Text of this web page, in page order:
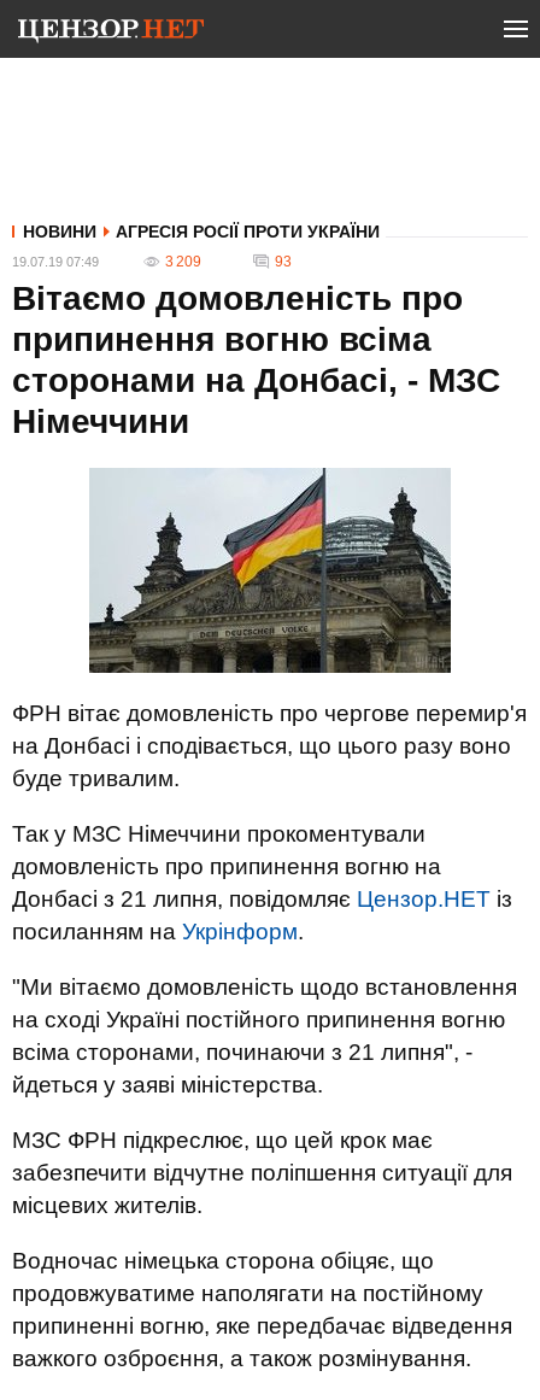
НОВИНИ АГРЕСІЯ РОСІЇ ПРОТИ УКРАЇНИ
19.07.19 07:49 3 209 93
Вітаємо домовленість про
припинення вогню всіма
сторонами на Донбасі, - МЗС
Німеччини
ФРН вітає домовленість про чергове перемир'я
на Донбасі і сподівається, що цього разу воно
буде тривалим.
Так у МЗС Німеччини прокоментували
домовленість про припинення вогню на
Донбасі з 21 липня, повідомляє Цензор.НЕТ із
посиланням на Укрінформ.
"Ми вітаємо домовленість щодо встановлення
на сході Україні постійного припинення вогню
всіма сторонами, починаючи з 21 липня", -
йдеться у заяві міністерства.
МЗС ФРН підкреслює, що цей крок має
забезпечити відчутне поліпшення ситуації для
місцевих жителів.
Водночас німецька сторона обіцяє, що
продовжуватиме наполягати на постійному
припиненні вогню, яке передбачає відведення
важкого озброєння, а також розмінування.